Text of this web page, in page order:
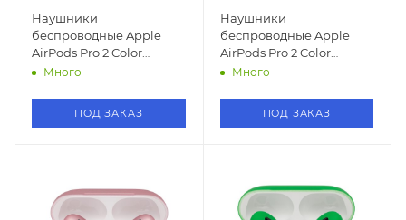
Наушники
беспроводные Apple
AirPods Pro 2 Color
(Темно-cиний)
Много
ПОД ЗАКАЗ
Наушники
беспроводные Apple
AirPods Pro 2 Color
(Графитовый )
Много
ПОД ЗАКАЗ